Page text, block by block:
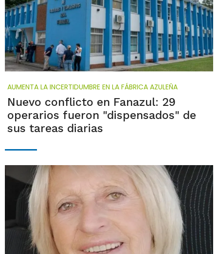
AUMENTA LA INCERTIDUMBRE EN LA FÁBRICA AZULEÑA
Nuevo conflicto en Fanazul: 29
operarios fueron "dispensados" de
sus tareas diarias